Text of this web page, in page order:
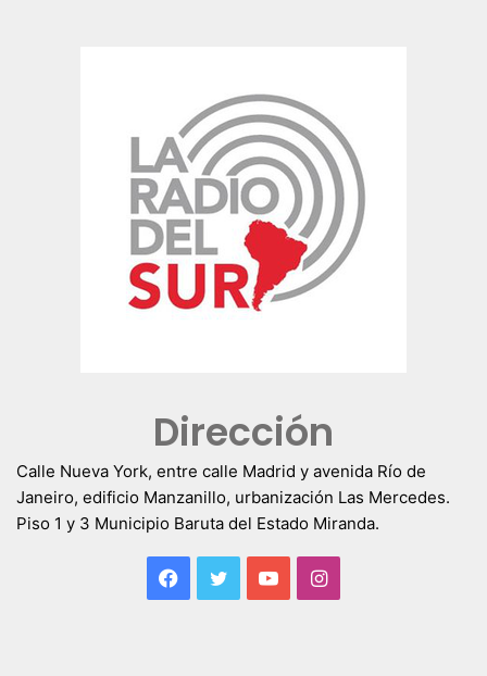
Dirección
Calle Nueva York, entre calle Madrid y avenida Río de
Janeiro, edificio Manzanillo, urbanización Las Mercedes.
Piso 1 y 3 Municipio Baruta del Estado Miranda.
Facebook
TwitterYouTubeInstagram